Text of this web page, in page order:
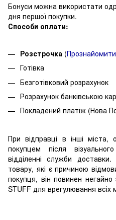
Бонуси можна використати
дня першої покупки.
Способи оплати:
Розстрочка (Про
Готівка
Безготівковий розрахунок
Розрахунок банківською
Покладений платіж (Нова
При відправці в інші міста,
покупцем після
відділенні служби
товару, які є причиною
покупця, він повинен
STUFF для врегулювання всіх